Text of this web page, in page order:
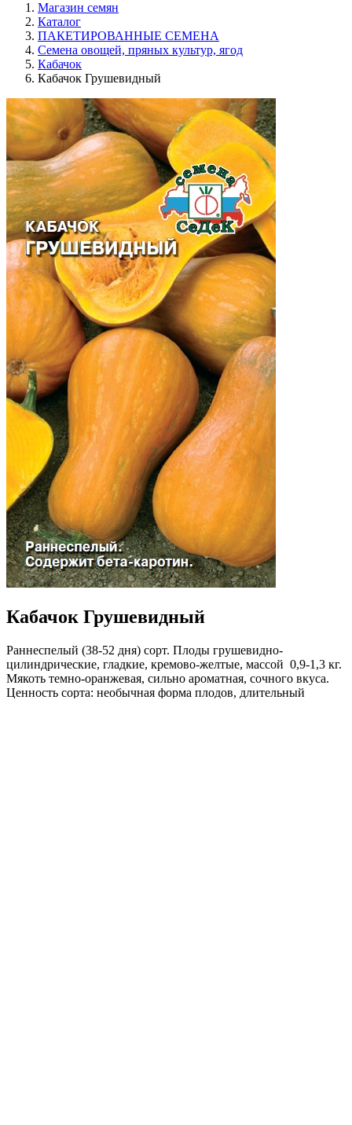
Магазин семян
Каталог
ПАКЕТИРОВАННЫЕ СЕМЕНА
Семена овощей, пряных культур, ягод
Кабачок
Кабачок Грушевидный
Кабачок Грушевидный
Раннеспелый (38-52 дня) сорт. Плоды грушевидно-
цилиндрические, гладкие, кремово-желтые, массой 0,9-1,3 кг.
Мякоть темно-оранжевая, сильно ароматная, сочного вкуса.
Ценность сорта: необычная форма плодов, длительный